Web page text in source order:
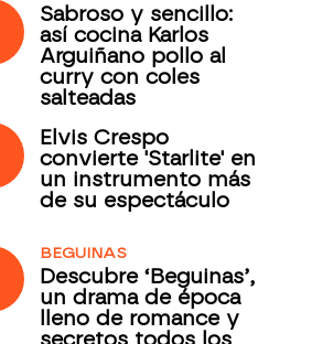
Sabroso y sencillo:
así cocina Karlos
Arguiñano pollo al
curry con coles
salteadas
Elvis Crespo
convierte 'Starlite' en
un instrumento más
de su espectáculo
BEGUINAS
Descubre ‘Beguinas’,
un drama de época
lleno de romance y
secretos todos los